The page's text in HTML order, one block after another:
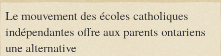
Le mouvement des écoles catholiques
indépendantes offre aux parents ontariens
une alternative